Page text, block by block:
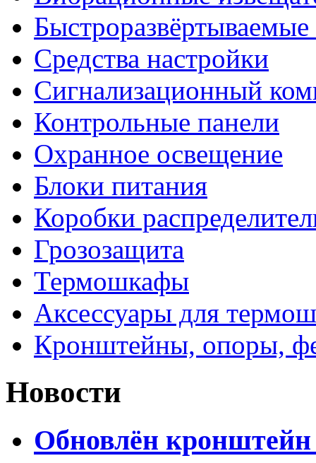
Средства настройки
Сигнализационный
Контрольные панели
Охранное освещение
Блоки питания
Коробки
Грозозащита
Термошкафы
Аксессуары для
Кронштейны, опоры,
Новости
Обновлён